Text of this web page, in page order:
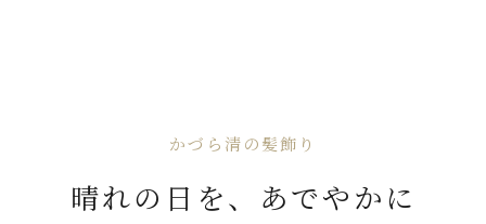
かづら清の髪飾り
晴れの日を、あでやかに